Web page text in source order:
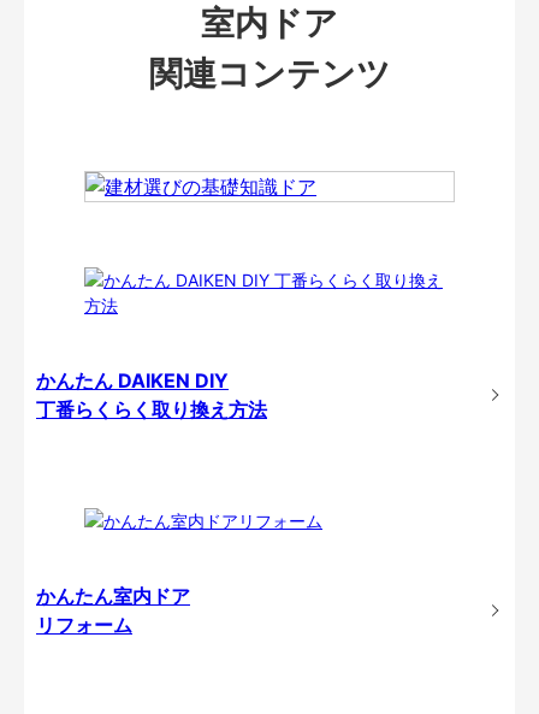
室内ドア
関連コンテンツ
かんたん DAIKEN DIY
丁番らくらく取り換え方法
かんたん室内ドア
リフォーム